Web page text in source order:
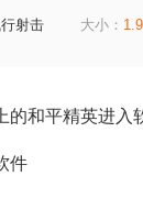
射击 大小：
的和平精英进入